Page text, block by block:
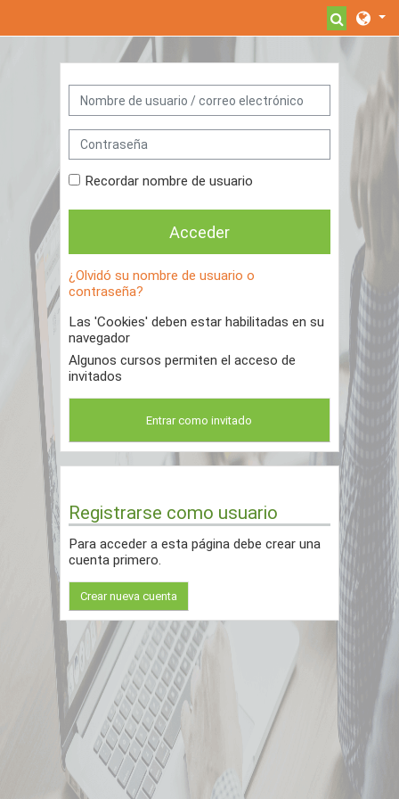
Nombre de usuario / correo electrónico
Contraseña
Recordar nombre de usuario
Acceder
¿Olvidó su nombre de usuario o
contraseña?
Las 'Cookies' deben estar habilitadas en su
navegador
Algunos cursos permiten el acceso de
invitados
Entrar como invitado
Registrarse como usuario
Para acceder a esta página debe crear una
cuenta primero.
Crear nueva cuenta